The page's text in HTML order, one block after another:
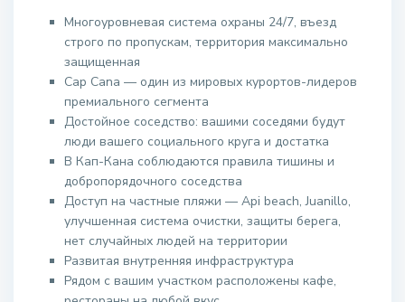
Многоуровневая система охраны 24/7, въезд
строго по пропускам, территория максимально
защищенная
Cap Cana — один из мировых курортов-лидеров
премиального сегмента
Достойное соседство: вашими соседями будут
люди вашего социального круга и достатка
В Кап-Кана соблюдаются правила тишины и
добропорядочного соседства
Доступ на частные пляжи — Api beach, Juanillo,
улучшенная система очистки, защиты берега,
нет случайных людей на территории
Развитая внутренняя инфраструктура
Рядом с вашим участком расположены кафе,